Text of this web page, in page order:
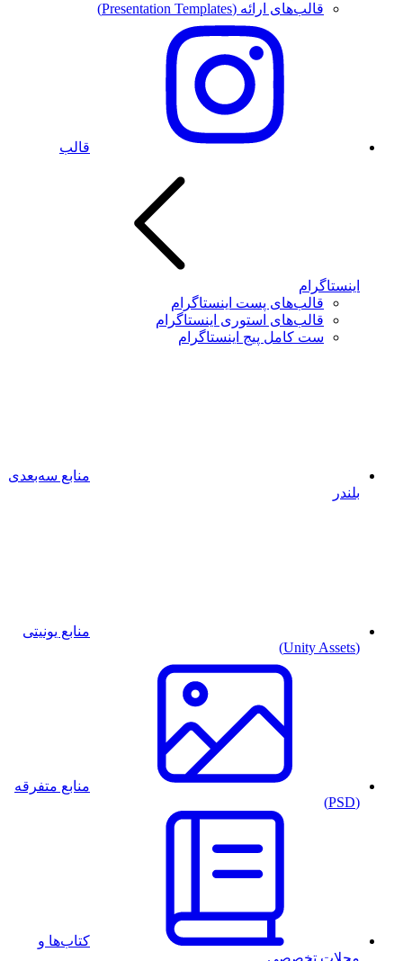
قالب‌های ارائه (Presentation Templates)
قالب
اینستاگرام
قالب‌های پست اینستاگرام
قالب‌های استوری اینستاگرام
ست کامل پیج اینستاگرام
منابع سه‌بعدی
بلندر
منابع یونیتی
(Unity Assets)
منابع متفرقه
(PSD)
کتاب‌ها و
مجلات تخصصی